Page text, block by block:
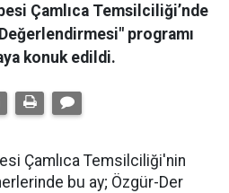
Çamlıca Temsilciliği’nde
programı
konuk edildi.
Çamlıca Temsilciliği'nin
bu ay; Özgür-Der